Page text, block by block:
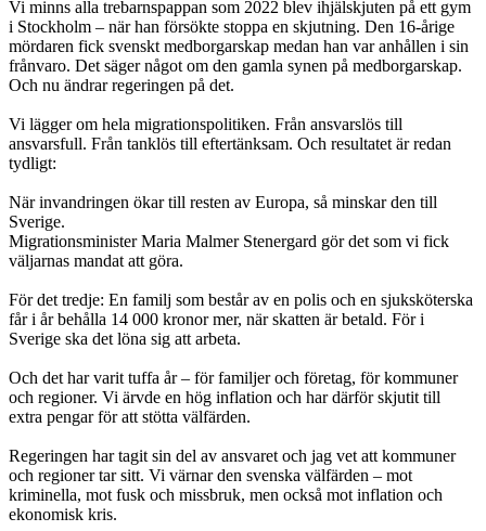
Vi minns alla trebarnspappan som 2022 blev ihjälskjuten på ett gym
i Stockholm – när han försökte stoppa en skjutning. Den 16-årige
mördaren fick svenskt medborgarskap medan han var anhållen i sin
frånvaro. Det säger något om den gamla synen på medborgarskap.
Och nu ändrar regeringen på det.
Vi lägger om hela migrationspolitiken. Från ansvarslös till
ansvarsfull. Från tanklös till eftertänksam. Och resultatet är redan
tydligt:
När invandringen ökar till resten av Europa, så minskar den till
Sverige.
Migrationsminister Maria Malmer Stenergard gör det som vi fick
väljarnas mandat att göra.
För det tredje: En familj som består av en polis och en sjuksköterska
får i år behålla 14 000 kronor mer, när skatten är betald. För i
Sverige ska det löna sig att arbeta.
Och det har varit tuffa år – för familjer och företag, för kommuner
och regioner. Vi ärvde en hög inflation och har därför skjutit till
extra pengar för att stötta välfärden.
Regeringen har tagit sin del av ansvaret och jag vet att kommuner
och regioner tar sitt. Vi värnar den svenska välfärden – mot
kriminella, mot fusk och missbruk, men också mot inflation och
ekonomisk kris.